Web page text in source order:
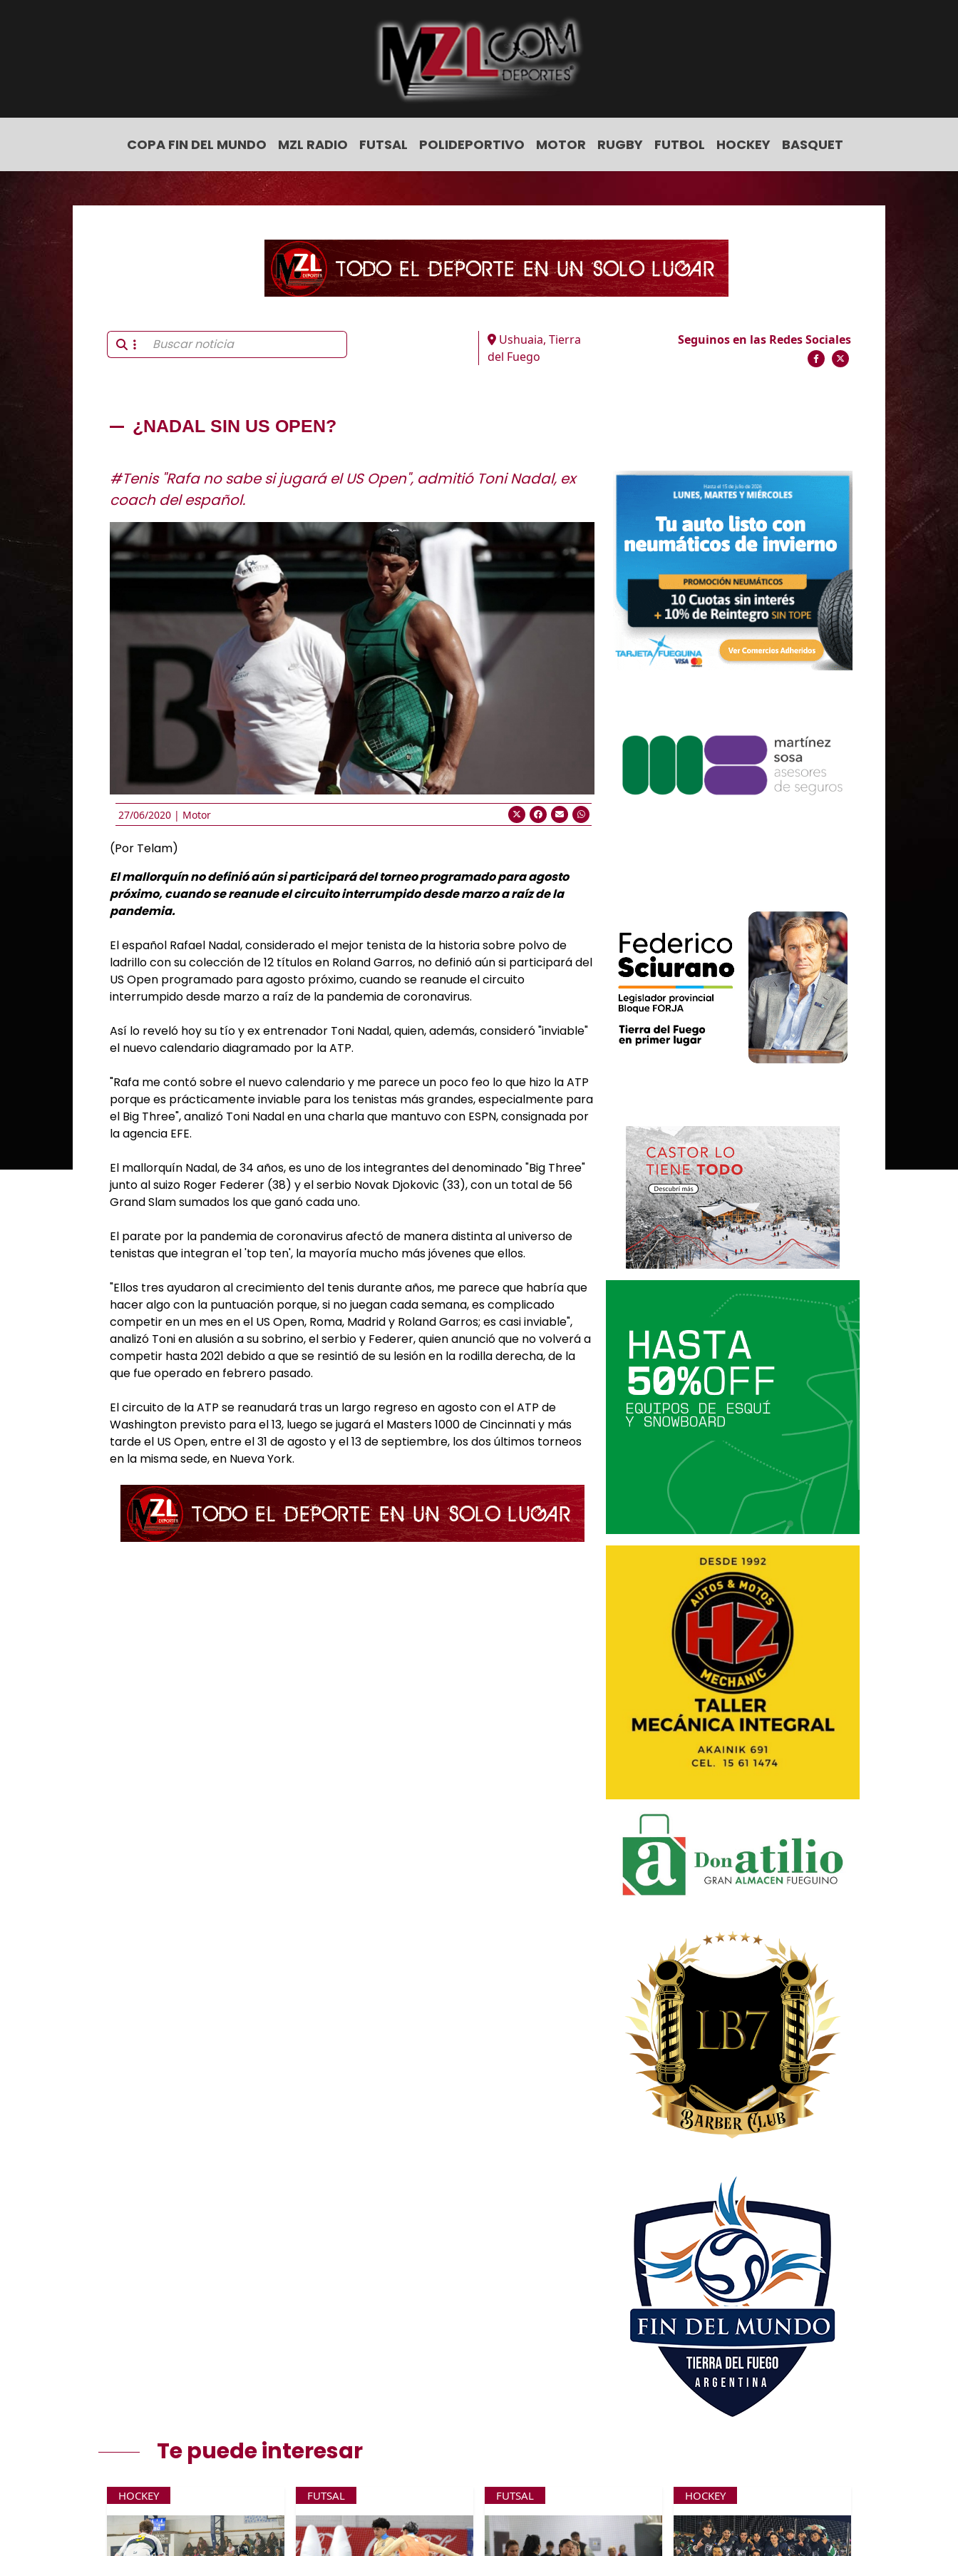
COPA FIN DEL MUNDO MZL RADIO FUTSAL POLIDEPORTIVO MOTOR RUGBY FUTBOL HOCKEY BASQUET
Ushuaia, Tierra
del Fuego
Seguinos en las Redes Sociales
¿NADAL SIN US OPEN?
#Tenis "Rafa no sabe si jugará el US Open", admitió Toni Nadal, ex
coach del español.
27/06/2020 | Motor
(Por Telam)
El mallorquín no definió aún si participará del torneo programado para agosto
próximo, cuando se reanude el circuito interrumpido desde marzo a raíz de la
pandemia.
El español Rafael Nadal, considerado el mejor tenista de la historia sobre polvo de
ladrillo con su colección de 12 títulos en Roland Garros, no definió aún si participará del
US Open programado para agosto próximo, cuando se reanude el circuito
interrumpido desde marzo a raíz de la pandemia de coronavirus.
Así lo reveló hoy su tío y ex entrenador Toni Nadal, quien, además, consideró "inviable"
el nuevo calendario diagramado por la ATP.
"Rafa me contó sobre el nuevo calendario y me parece un poco feo lo que hizo la ATP
porque es prácticamente inviable para los tenistas más grandes, especialmente para
el Big Three", analizó Toni Nadal en una charla que mantuvo con ESPN, consignada por
la agencia EFE.
El mallorquín Nadal, de 34 años, es uno de los integrantes del denominado "Big Three"
junto al suizo Roger Federer (38) y el serbio Novak Djokovic (33), con un total de 56
Grand Slam sumados los que ganó cada uno.
El parate por la pandemia de coronavirus afectó de manera distinta al universo de
tenistas que integran el 'top ten', la mayoría mucho más jóvenes que ellos.
"Ellos tres ayudaron al crecimiento del tenis durante años, me parece que habría que
hacer algo con la puntuación porque, si no juegan cada semana, es complicado
competir en un mes en el US Open, Roma, Madrid y Roland Garros; es casi inviable",
analizó Toni en alusión a su sobrino, el serbio y Federer, quien anunció que no volverá a
competir hasta 2021 debido a que se resintió de su lesión en la rodilla derecha, de la
que fue operado en febrero pasado.
El circuito de la ATP se reanudará tras un largo regreso en agosto con el ATP de
Washington previsto para el 13, luego se jugará el Masters 1000 de Cincinnati y más
tarde el US Open, entre el 31 de agosto y el 13 de septiembre, los dos últimos torneos
en la misma sede, en Nueva York.
Te puede interesar
HOCKEY FUTSAL FUTSAL HOCKEY